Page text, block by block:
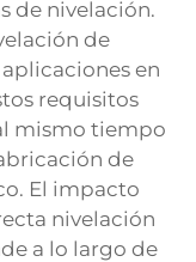
de nivelación.
de
en
requisitos
mismo tiempo
de
El impacto
nivelación
a lo largo de